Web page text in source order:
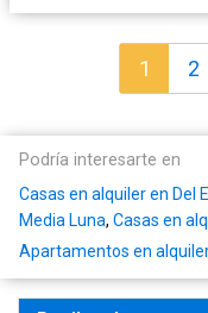
1 2
Podría interesarte en
Casas en alquiler en Del
Media Luna, Casas en
Apartamentos en